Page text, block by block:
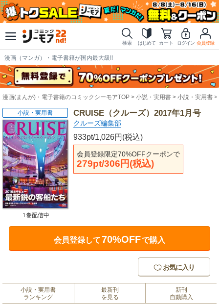
検索 はじめて カート ログイン 会員登録
漫画（マンガ）・電子書籍が国内最大級!!
漫画(まんが)・電子書籍のコミックシーモアTOP 小説・実用書 小説・実用書
CRUISE（クルーズ）2017年1月号
クルーズ編集部
933pt/1,026円(税込)
会員登録限定70%OFFクーポンで
279pt/306円(税込)
小説・実用書
1巻配信中
会員登録して70%OFFで購入
お気に入り
小説・実用書
ランキング
最新刊
を見る
新刊
自動購入